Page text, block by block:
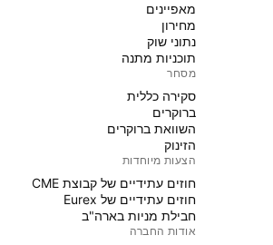
מאפיינים
מחירון
נתוני שוק
תוכניות מתנה
מסחר
סקירה כללית
ברוקרים
השוואת ברוקרים
הזינוק
הצעות מיוחדות
חוזים עתידיים של קבוצת CME
חוזים עתידיים של Eurex
חבילת מניות בארה"ב
אודות החברה